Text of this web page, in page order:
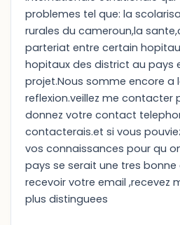
problemes tel que: la
rurales du cameroun,la
parteriat entre certain
hopitaux des district au pays
projet.Nous somme encore a
reflexion.veillez me contacter
donnez votre contact
contacterais.et si vous
vos connaissances pour qu
pays se serait une tres
recevoir votre email ,recevez
plus distinguees